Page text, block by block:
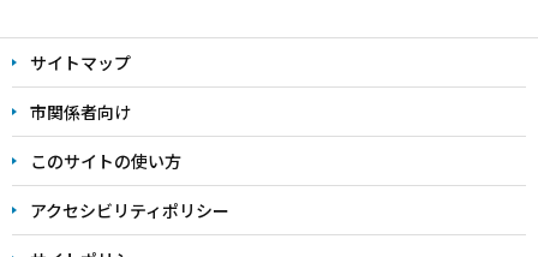
文
こ
こ
ま
で
サイトマップ
市関係者向け
このサイトの使い方
アクセシビリティポリシー